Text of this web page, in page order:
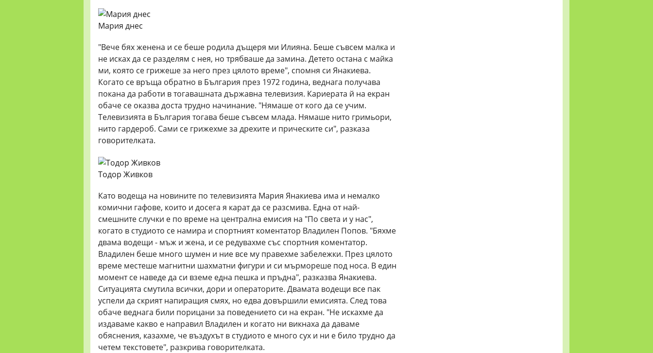
Мария днес
"Вече бях женена и се беше родила дъщеря ми Илияна. Беше съвсем малка и
не исках да се разделям с нея, но трябваше да замина. Детето остана с майка
ми, която се грижеше за него през цялото време", спомня си Янакиева.
Когато се връща обратно в България през 1972 година, веднага получава
покана да работи в тогавашната държавна телевизия. Кариерата й на екран
обаче се оказва доста трудно начинание. "Нямаше от кого да се учим.
Телевизията в България тогава беше съвсем млада. Нямаше нито гримьори,
нито гардероб. Сами се грижехме за дрехите и прическите си", разказа
говорителката.
Тодор Живков
Като водеща на новините по телевизията Мария Янакиева има и немалко
комични гафове, които и досега я карат да се разсмива. Една от най-
смешните случки е по време на централна емисия на "По света и у нас",
когато в студиото се намира и спортният коментатор Владилен Попов. "Бяхме
двама водещи - мъж и жена, и се редувахме със спортния коментатор.
Владилен беше много шумен и ние все му правехме забележки. През цялото
време местеше магнитни шахматни фигури и си мърмореше под носа. В един
момент се наведе да си вземе една пешка и пръдна", разказва Янакиева.
Ситуацията смутила всички, дори и операторите. Двамата водещи все пак
успели да скрият напиращия смях, но едва довършили емисията. След това
обаче веднага били порицани за поведението си на екран. "Не искахме да
издаваме какво е направил Владилен и когато ни викнаха да даваме
обяснения, казахме, че въздухът в студиото е много сух и ни е било трудно да
четем текстовете", разкрива говорителката.